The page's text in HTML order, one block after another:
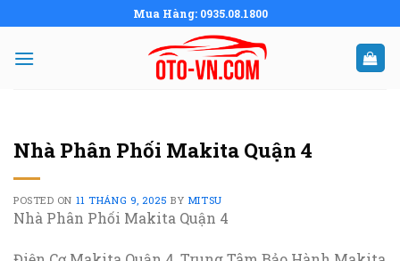
to
content
Mua Hàng: 0935.08.1800
Nhà Phân Phối Makita Quận 4
POSTED ON 11 THÁNG 9, 2025 BY MITSU
Nhà Phân Phối Makita Quận 4